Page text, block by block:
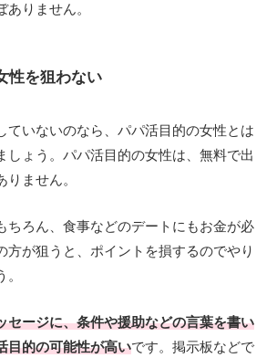
りません。
性を狙わない
ていないのなら、パパ活目的の女性とは
しょう。パパ活目的の女性は、無料で出
ません。
ちろん、食事などのデートにもお金が必
方が狙うと、ポイントを損するのでやり
セージに、条件や援助などの言葉を書い
目的の可能性が高いです。掲示板などで